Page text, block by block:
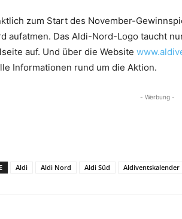
zum Start des November-
aufatmen. Das Aldi-Nord-Logo taucht
auf. Und über die Website
Informationen rund um die Aktion.
- Werbung -
Aldi Aldi Nord Aldi Süd Aldiventskalender